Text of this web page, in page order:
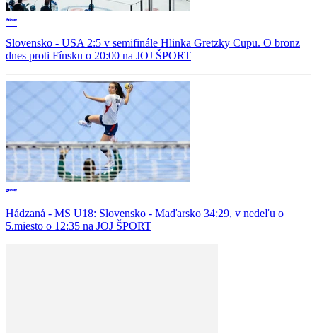
Slovensko - USA 2:5 v semifinále Hlinka Gretzky Cupu. O bronz
dnes proti Fínsku o 20:00 na JOJ ŠPORT
Hádzaná - MS U18: Slovensko - Maďarsko 34:29, v nedeľu o
5.miesto o 12:35 na JOJ ŠPORT